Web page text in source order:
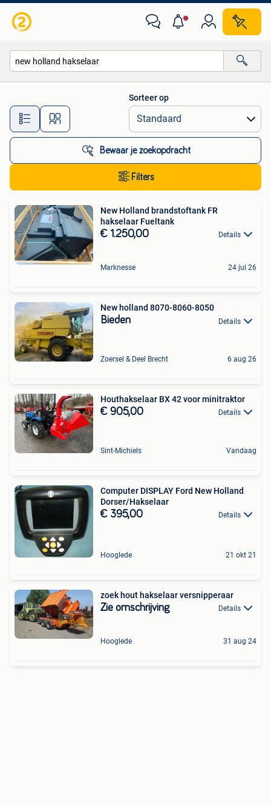
Alle afstanden…
Sorteer op
Bewaar je zoekopdracht
Filters
New Holland brandstoftank FR
hakselaar Fueltank
€ 1.250,00 Details
Marknesse 24 jul 26
New holland 8070-8060-8050
Bieden Details
Zoersel & Deel Brecht 6 aug 26
Houthakselaar BX 42 voor minitraktor
€ 905,00 Details
Sint-Michiels Vandaag
Computer DISPLAY Ford New Holland
Dorser/Hakselaar
€ 395,00 Details
Hooglede 21 okt 21
zoek hout hakselaar versnipperaar
Zie omschrijving Details
Hooglede 31 aug 24